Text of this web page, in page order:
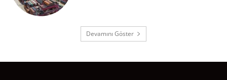
Devamını Göster